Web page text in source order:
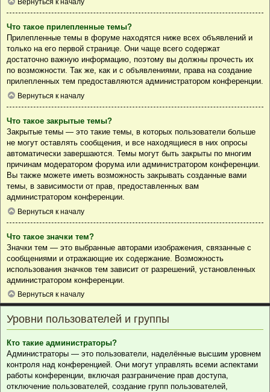
Вернуться к началу
Что такое прилепленные темы?
Прилепленные темы в форуме находятся ниже всех объявлений и
только на его первой странице. Они чаще всего содержат
достаточно важную информацию, поэтому вы должны прочесть их
по возможности. Так же, как и с объявлениями, права на создание
прилепленных тем предоставляются администратором конференции.
Вернуться к началу
Что такое закрытые темы?
Закрытые темы — это такие темы, в которых пользователи больше
не могут оставлять сообщения, и все находящиеся в них опросы
автоматически завершаются. Темы могут быть закрыты по многим
причинам модератором форума или администратором конференции.
Вы также можете иметь возможность закрывать созданные вами
темы, в зависимости от прав, предоставленных вам
администратором конференции.
Вернуться к началу
Что такое значки тем?
Значки тем — это выбранные авторами изображения, связанные с
сообщениями и отражающие их содержание. Возможность
использования значков тем зависит от разрешений, установленных
администратором конференции.
Вернуться к началу
Уровни пользователей и группы
Кто такие администраторы?
Администраторы — это пользователи, наделённые высшим уровнем
контроля над конференцией. Они могут управлять всеми аспектами
работы конференции, включая разграничение прав доступа,
отключение пользователей, создание групп пользователей,